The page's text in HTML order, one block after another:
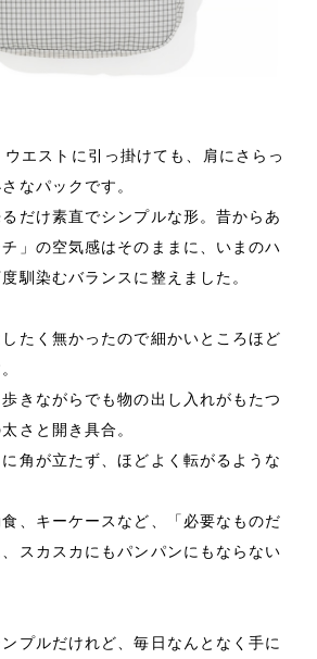
エストに引っ掛けても、肩にさらっ
なパックです。
だけ素直でシンプルな形。昔からあ
」の空気感はそのままに、いまのハ
馴染むバランスに整えました。
たく無かったので細かいところほど
きながらでも物の出し入れがもたつ
さと開き具合。
角が立たず、ほどよく転がるような
、キーケースなど、「必要なものだ
スカスカにもパンパンにもならない
プルだけれど、毎日なんとなく手に